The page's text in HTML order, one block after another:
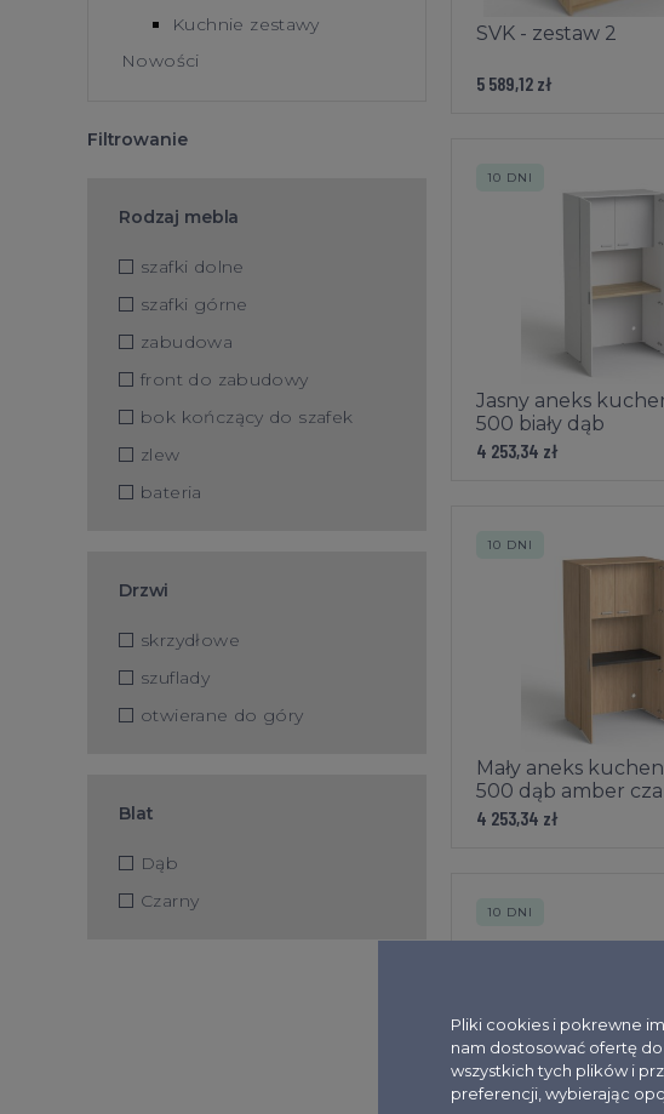
Kuchnie zestawy
Nowości
Filtrowanie
Rodzaj mebla
szafki dolne
szafki górne
zabudowa
front do zabudowy
bok kończący do szafek
zlew
bateria
Drzwi
skrzydłowe
szuflady
otwierane do góry
Blat
Dąb
Czarny
SVK - zestaw 2
5 589,12 zł
Jasny aneks
500 biały dąb
4 253,34 zł
10 DNI
Mały aneks
500 dąb amber
4 253,34 zł
10 DNI
10 DNI
Pliki cookies i pokrewne
nam dostosować ofertę
wszystkich tych plików i
preferencji, wybierając